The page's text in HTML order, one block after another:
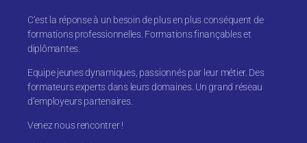
C’est la réponse à un besoin de plus en plus conséquent de
formations professionnelles. Formations finançables et
diplômantes.
Equipe jeunes dynamiques, passionnés par leur métier. Des
formateurs experts dans leurs domaines. Un grand réseau
d’employeurs partenaires.
Venez nous rencontrer !